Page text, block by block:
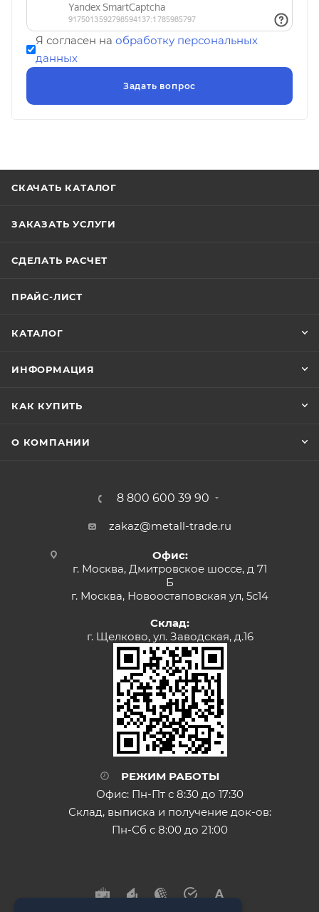
Я согласен на обработку персональных
данных
СКАЧАТЬ КАТАЛОГ
ЗАКАЗАТЬ УСЛУГИ
СДЕЛАТЬ РАСЧЕТ
ПРАЙС-ЛИСТ
КАТАЛОГ
ИНФОРМАЦИЯ
КАК КУПИТЬ
О КОМПАНИИ
8 800 600 39 90
zakaz@metall-trade.ru
Офис:
г. Москва, Дмитровское шоссе, д 71
Б
г. Москва, Новоостаповская ул, 5с14
Склад:
г. Щелково, ул. Заводская, д.16
РЕЖИМ РАБОТЫ
Офис: Пн-Пт с 8:30 до 17:30
Склад, выписка и получение док-ов:
Пн-Сб с 8:00 до 21:00